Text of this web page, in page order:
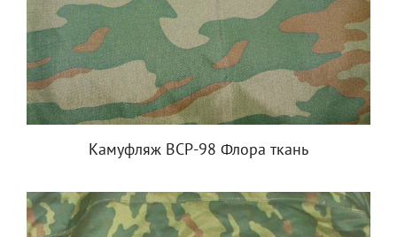
Камуфляж ВСР-98 Флора ткань